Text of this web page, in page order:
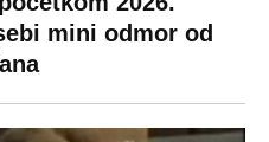
mini odmor od